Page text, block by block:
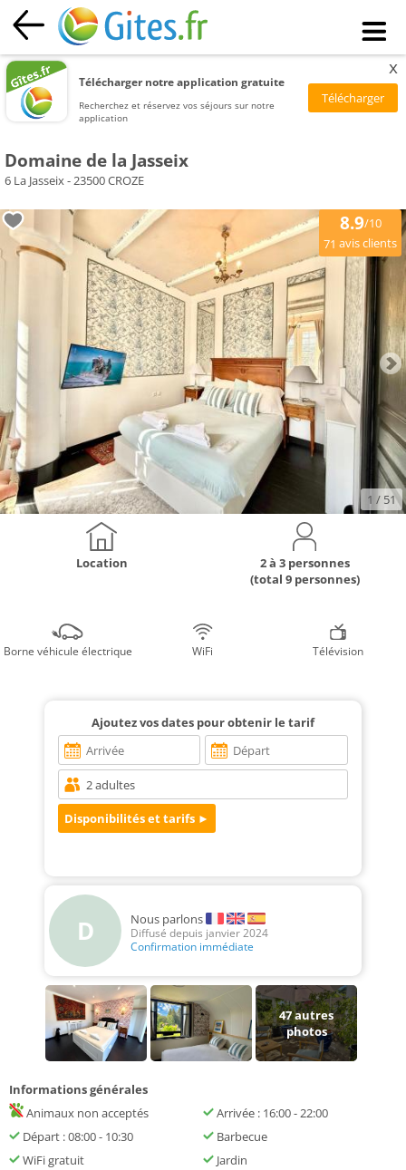
Télécharger notre application gratuite
Recherchez et réservez vos séjours sur notre
application
x
Domaine de la Jasseix
6 La Jasseix - 23500 CROZE
8.9/10
71 avis clients
1 / 51
Location
2 à 3 personnes
(total 9 personnes)
Borne véhicule électrique WiFi Télévision
Ajoutez vos dates pour obtenir le tarif
D Nous parlons
Diffusé depuis janvier 2024
Confirmation immédiate
47autres
photos
Informations générales
Animaux non acceptés
Arrivée : 16:00 - 22:00
Départ : 08:00 - 10:30
Barbecue
WiFi gratuit
Jardin